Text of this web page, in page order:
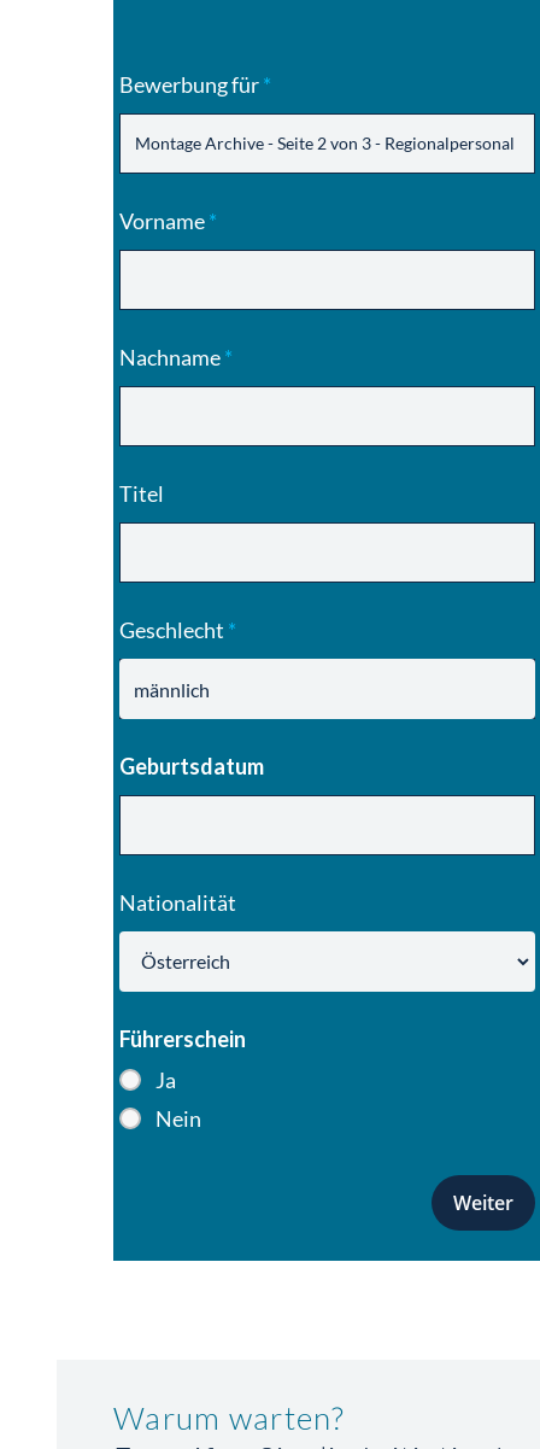
Bewerbung für*
Vorname*
Nachname*
Titel
Geschlecht *
Geburtsdatum
Nationalität
Führerschein
Ja
Nein
Warum warten?